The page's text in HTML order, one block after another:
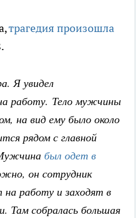
трагедия произошла
Я увидел
работу. Тело мужчины
на вид ему было около
рядом с главной
был одет в
он сотрудник
работу и заходят в
Там собралась большая